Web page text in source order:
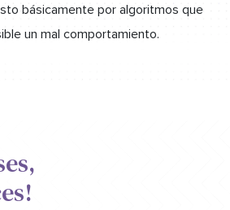
básicamente por algoritmos que
un mal comportamiento.